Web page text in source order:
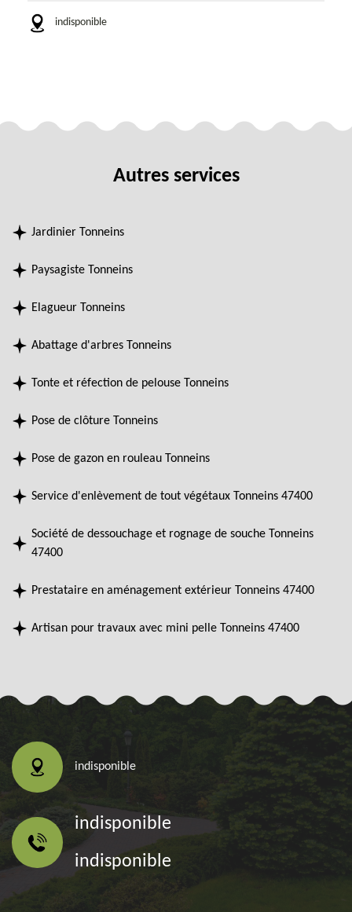
indisponible
Autres services
Jardinier Tonneins
Paysagiste Tonneins
Elagueur Tonneins
Abattage d'arbres Tonneins
Tonte et réfection de pelouse Tonneins
Pose de clôture Tonneins
Pose de gazon en rouleau Tonneins
Service d'enlèvement de tout végétaux Tonneins 47400
Société de dessouchage et rognage de souche Tonneins
47400
Prestataire en aménagement extérieur Tonneins 47400
Artisan pour travaux avec mini pelle Tonneins 47400
indisponible
indisponible
indisponible